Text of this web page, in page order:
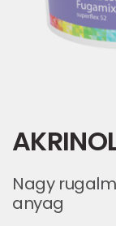
Nagy
anyag